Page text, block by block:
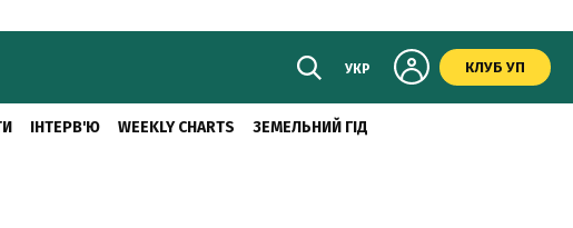
УКР КЛУБ УП
ІНТЕРВ'Ю WEEKLY CHARTS ЗЕМЕЛЬНИЙ ГІД